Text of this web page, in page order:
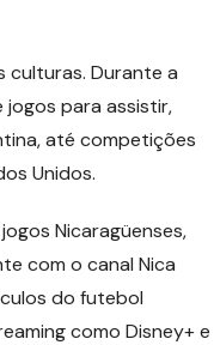
culturas. Durante a
para assistir,
até competições
Unidos.
Nicaragüenses,
com o canal Nica
do futebol
como Disney+ e